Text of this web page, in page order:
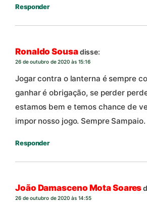
Responder
Ronaldo Sousadisse:
26 de outubro de 2020 às 15:16
Jogar contra o lanterna é sempre
ganhar é obrigação, se perder
estamos bem e temos chance de
impor nosso jogo. Sempre Sampaio.
Responder
João Damasceno Mota Soares
26 de outubro de 2020 às 14:55